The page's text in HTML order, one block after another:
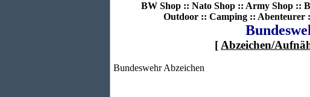
BW Shop :: Nato Shop :: Army Shop ::
Outdoor :: Camping :: Abenteurer
[ Abzeichen/
Bundeswehr Abzeichen